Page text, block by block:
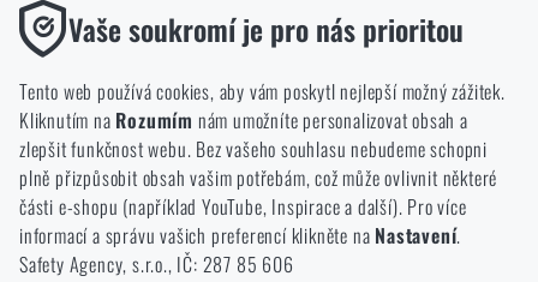
ZŮSTANU TADY
PŘEJÍT DO KOŠÍKU
ROZUMÍM, POKRAČOVAT
I WILL STAY HERE
GO TO RIGAD.COM
Vaše soukromí je pro nás prioritou
Tento web používá cookies, aby vám poskytl nejlepší možný zážitek.
Kliknutím na Rozumím nám umožníte personalizovat obsah a
zlepšit funkčnost webu. Bez vašeho souhlasu nebudeme schopni
plně přizpůsobit obsah vašim potřebám, což může ovlivnit některé
části e-shopu (například YouTube, Inspirace a další). Pro více
informací a správu vašich preferencí klikněte na Nastavení.
Safety Agency, s.r.o., IČ: 287 85 606
Funkční
Bez nich by náš web vůbec nefungoval. U těchto cookies není
možné zakázat jejich ukládání.
Analytické
Do těchto cookies se anonymně ukládá, jakým způsobem
procházíte a používáte náš web. Pomáhají nám lépe chápat, co
se našim zákazníkům líbí a kterým směrem se máme ubírat.
Marketingové